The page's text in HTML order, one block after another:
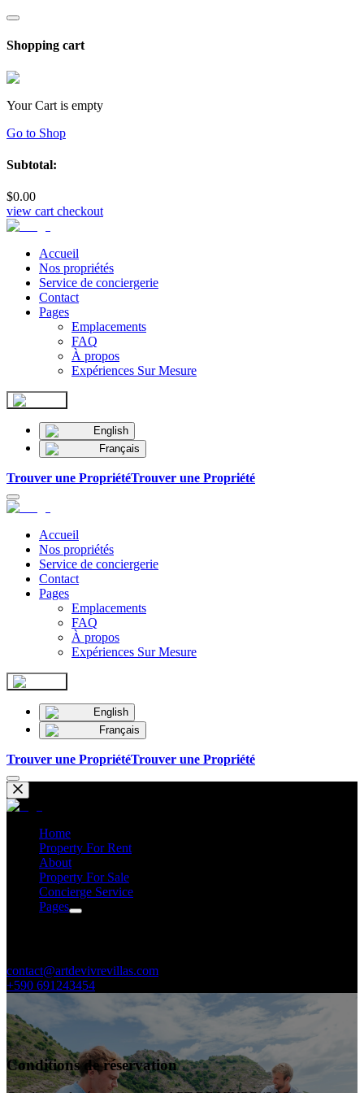
Shopping cart
Your Cart is empty
Go to Shop
Subtotal:
$0.00
view cart checkout
Accueil
Nos propriétés
Service de conciergerie
Contact
Pages
Emplacements
FAQ
À propos
Expériences Sur Mesure
English
Français
Trouver une PropriétéTrouver une Propriété
Accueil
Nos propriétés
Service de conciergerie
Contact
Pages
Emplacements
FAQ
À propos
Expériences Sur Mesure
English
Français
Trouver une PropriétéTrouver une Propriété
Home
Property For Rent
About
Property For Sale
Concierge Service
Pages
contact@artdevivrevillas.com
+590 691243454
Conditions de réservation